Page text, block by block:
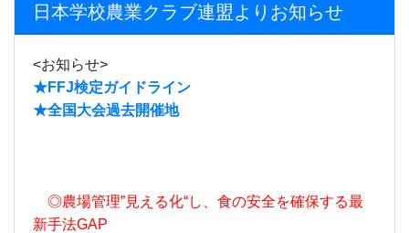
日本学校農業クラブ連盟よりお知らせ
<お知らせ>
★FFJ検定ガイドライン
★全国大会過去開催地
◎農場管理”見える化“し、食の安全を確保する最
新手法GAP